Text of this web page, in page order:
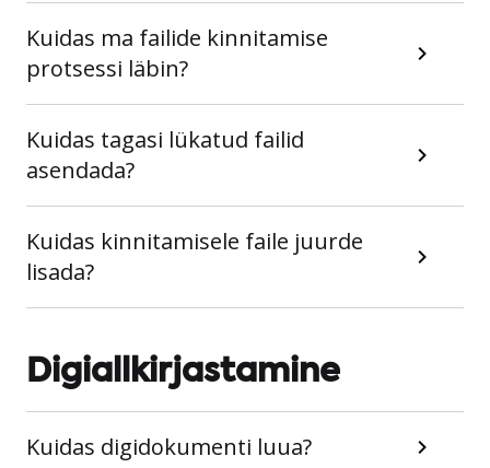
Kuidas ma failide kinnitamise
protsessi läbin?
Kuidas tagasi lükatud failid
asendada?
Kuidas kinnitamisele faile juurde
lisada?
Digiallkirjastamine
Kuidas digidokumenti luua?